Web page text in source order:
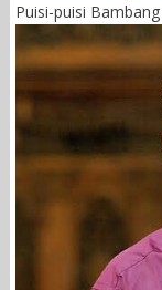
Puisi-puisi